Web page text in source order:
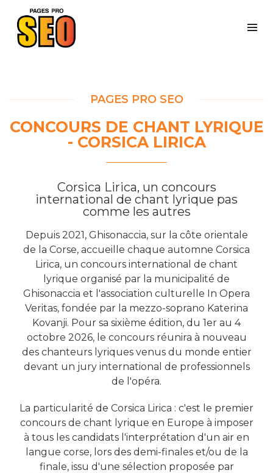
PAGES PRO SEO
CONCOURS DE CHANT LYRIQUE
- CORSICA LIRICA
Corsica Lirica, un concours
international de chant lyrique pas
comme les autres
Depuis 2021, Ghisonaccia, sur la côte orientale
de la Corse, accueille chaque automne Corsica
Lirica, un concours international de chant
lyrique organisé par la municipalité de
Ghisonaccia et l'association culturelle In Opera
Veritas, fondée par la mezzo-soprano Katerina
Kovanji. Pour sa sixième édition, du 1er au 4
octobre 2026, le concours réunira à nouveau
des chanteurs lyriques venus du monde entier
devant un jury international de professionnels
de l'opéra.
La particularité de Corsica Lirica : c'est le premier
concours de chant lyrique en Europe à imposer
à tous les candidats l'interprétation d'un air en
langue corse, lors des demi-finales et/ou de la
finale, issu d'une sélection proposée par